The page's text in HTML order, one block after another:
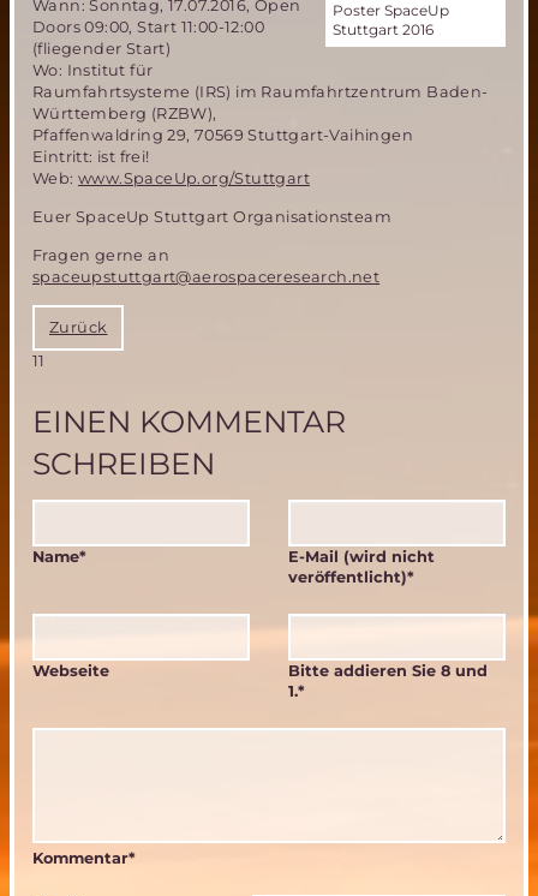
Poster SpaceUp
Stuttgart 2016
Wann: Sonntag, 17.07.2016, Open
Doors 09:00, Start 11:00-12:00
(fliegender Start)
Wo: Institut für
Raumfahrtsysteme (IRS) im Raumfahrtzentrum Baden-
Württemberg (RZBW),
Pfaffenwaldring 29, 70569 Stuttgart-Vaihingen
Eintritt: ist frei!
Web: www.SpaceUp.org/Stuttgart
Euer SpaceUp Stuttgart Organisationsteam
Fragen gerne an
spaceupstuttgart@aerospaceresearch.net
Zurück
11
EINEN KOMMENTAR
SCHREIBEN
Pflichtfeld
Name* Pflichtfeld
E-Mail (wird nicht
veröffentlicht)*
Webseite
Bitte addieren Sie 8 und
1.*
Kommentar*